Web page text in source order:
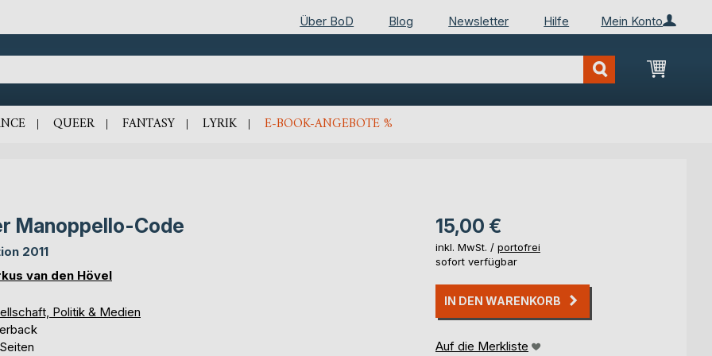
Mein Konto
Über BoD Blog Newsletter Hilfe
Mein
QUEER FANTASY LYRIK E-BOOK-ANGEBOTE %
Manoppello-Code
2011
van den Hövel
Politik & Medien
15,00 €
inkl. MwSt. / portofrei
sofort verfügbar
IN DEN WARENKORB
Auf die Merkliste